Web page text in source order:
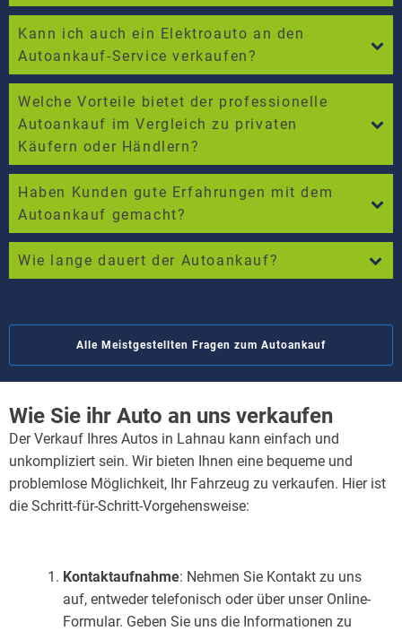
Kann ich auch ein Elektroauto an den
Autoankauf-Service verkaufen?
Welche Vorteile bietet der professionelle
Autoankauf im Vergleich zu privaten
Käufern oder Händlern?
Haben Kunden gute Erfahrungen mit dem
Autoankauf gemacht?
Wie lange dauert der Autoankauf?
Alle Meistgestellten Fragen zum Autoankauf
Wie Sie ihr Auto an uns verkaufen
Der Verkauf Ihres Autos in Lahnau kann einfach und
unkompliziert sein. Wir bieten Ihnen eine bequeme und
problemlose Möglichkeit, Ihr Fahrzeug zu verkaufen. Hier ist
die Schritt-für-Schritt-Vorgehensweise:
Kontaktaufnahme: Nehmen Sie Kontakt zu uns
auf, entweder telefonisch oder über unser Online-
Formular. Geben Sie uns die Informationen zu